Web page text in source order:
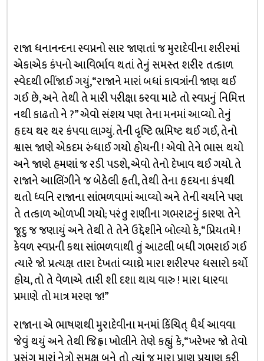
રાજા ધનાનન્દના સ્વપ્નનો સાર જાણતાં જ મુરાદેવીના શરીરમાં
એકાએક કંપનો આવિર્ભાવ થતાં તેનું સમસ્ત શરીર તત્કાળ
સ્વેદથી ભીંજાઈ ગયું, “રાજાને મારાં બધાં કાવત્રાંની જાણ થઈ
ગઈ છે, અને તેથી તે મારી પરીક્ષા કરવા માટે તો સ્વપ્નનું નિમિત્ત
નથી કાઢતો ને ?” એવો સંશય પણ તેના મનમાં આવ્યો. તેનું
હૃદય થર થર કંપવા લાગ્યું. તેની દૃષ્ટિ ભ્રમિષ્ટ થઈ ગઈ, તેનો
શ્વાસ જાણે એકદમ રુંધાઈ ગયો હોયની ! એવો તેને ભાસ થયો
અને જાણે હમણાં જ રડી પડશે, એવો તેનો દેખાવ થઈ ગયો. તે
રાજાને આલિંગીને જ બેઠેલી હતી, તેથી તેના હૃદયના કંપથી
થતો ધ્વનિ રાજાના સાંભળવામાં આવ્યો અને તેની ચર્યાને પણ
તે તત્કાળ ઓળખી ગયો; પરંતુ રાણીના ગભરાટનું કારણ તેને
જૂદુ જ જણાયું અને તેથી તે તેને ઉદ્દેશીને બોલ્યો કે, “પ્રિયતમે !
કેવળ સ્વપ્નની કથા સાંભળવાથી તું આટલી બધી ગભરાઈ ગઈ
ત્યારે જો પ્રત્યક્ષ તારા દેખતાં વ્યાઘ્રે મારા શરીરપર ધસારો કર્યો
હોય, તો તે વેળાએ તારી શી દશા થાય વારુ ! મારા ધારવા
પ્રમાણે તો માત્ર મરણ જ!”
રાજાના એ ભાષણથી મુરાદેવીના મનમાં કિંચિત્ ધૈર્ય આવવા
જેવું થયું અને તેથી જિહ્વા ખોલીને તેણે કહ્યું કે, “ખરેખર જો તેવો